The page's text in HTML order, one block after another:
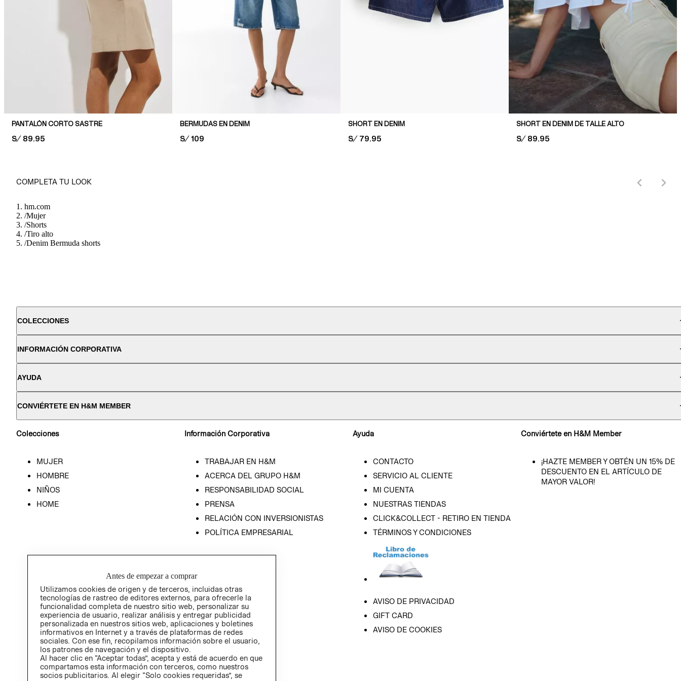
PANTALÓN CORTO SASTRE
PRICE:
S/ 89.95
BERMUDAS EN DENIM
PRICE:
S/ 109
SHORT EN DENIM
PRICE:
S/ 79.95
SHORT EN DENIM DE TALLE ALTO
PRICE:
S/ 89.95
COMPLETA TU LOOK
hm.com
/Mujer
/Shorts
/Tiro alto
/Denim Bermuda shorts
COLECCIONES
INFORMACIÓN CORPORATIVA
AYUDA
CONVIÉRTETE EN H&M MEMBER
Colecciones
MUJER
HOMBRE
NIÑOS
HOME
Información Corporativa
TRABAJAR EN H&M
ACERCA DEL GRUPO H&M
RESPONSABILIDAD SOCIAL
PRENSA
RELACIÓN CON INVERSIONISTAS
POLÍTICA EMPRESARIAL
Ayuda
CONTACTO
SERVICIO AL CLIENTE
MI CUENTA
NUESTRAS TIENDAS
CLICK&COLLECT - RETIRO EN TIENDA
TÉRMINOS Y CONDICIONES
AVISO DE PRIVACIDAD
GIFT CARD
AVISO DE COOKIES
Conviértete en H&M Member
¡HAZTE MEMBER Y OBTÉN UN 15% DE
DESCUENTO EN EL ARTÍCULO DE
MAYOR VALOR!
Antes de empezar a comprar
Utilizamos cookies de origen y de terceros, incluidas otras
tecnologías de rastreo de editores externos, para ofrecerle la
funcionalidad completa de nuestro sitio web, personalizar su
experiencia de usuario, realizar análisis y entregar publicidad
personalizada en nuestros sitios web, aplicaciones y boletines
informativos en Internet y a través de plataformas de redes
sociales. Con ese fin, recopilamos información sobre el usuario,
los patrones de navegación y el dispositivo.
Al hacer clic en “Aceptar todas”, acepta y está de acuerdo en que
compartamos esta información con terceros, como nuestros
socios publicitarios. Al elegir “Solo cookies requeridas”, se